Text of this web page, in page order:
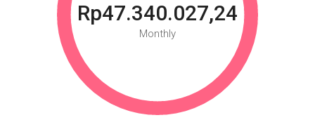
Rp47.340.027,24
Monthly